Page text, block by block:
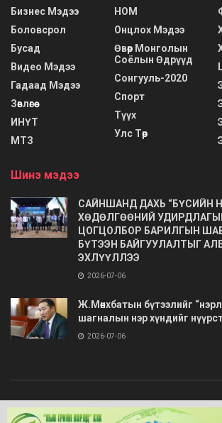
Бизнес Мэдээ
Боловсрол
Бусад
Видео Мэдээ
Гадаад Мэдээ
Зөвлөгөө
ИНҮТ
МТЗ
НОМ
Онцлох Мэдээ
Өвөр Монголын
Соёлын Өдрүүд
Сонгууль-2020
Спорт
Түүх
Улс Төр
Шинэ мэдээ
САЙНШАНД ДАХЬ “БҮСИЙН
ХӨДӨЛГӨӨНИЙ
ЦОГЦОЛБОР БАРИЛГЫН
БҮТЭЭН БАЙГУУЛАЛТЫГ
ЭХЛҮҮЛЛЭЭ
2026-07-06
Ж.Мөнхбатын бүтээлийг
шагналын нэр хүндийг
2026-07-06
© 2020 Barimt.com- Зохиогчийн эрх хуулиар